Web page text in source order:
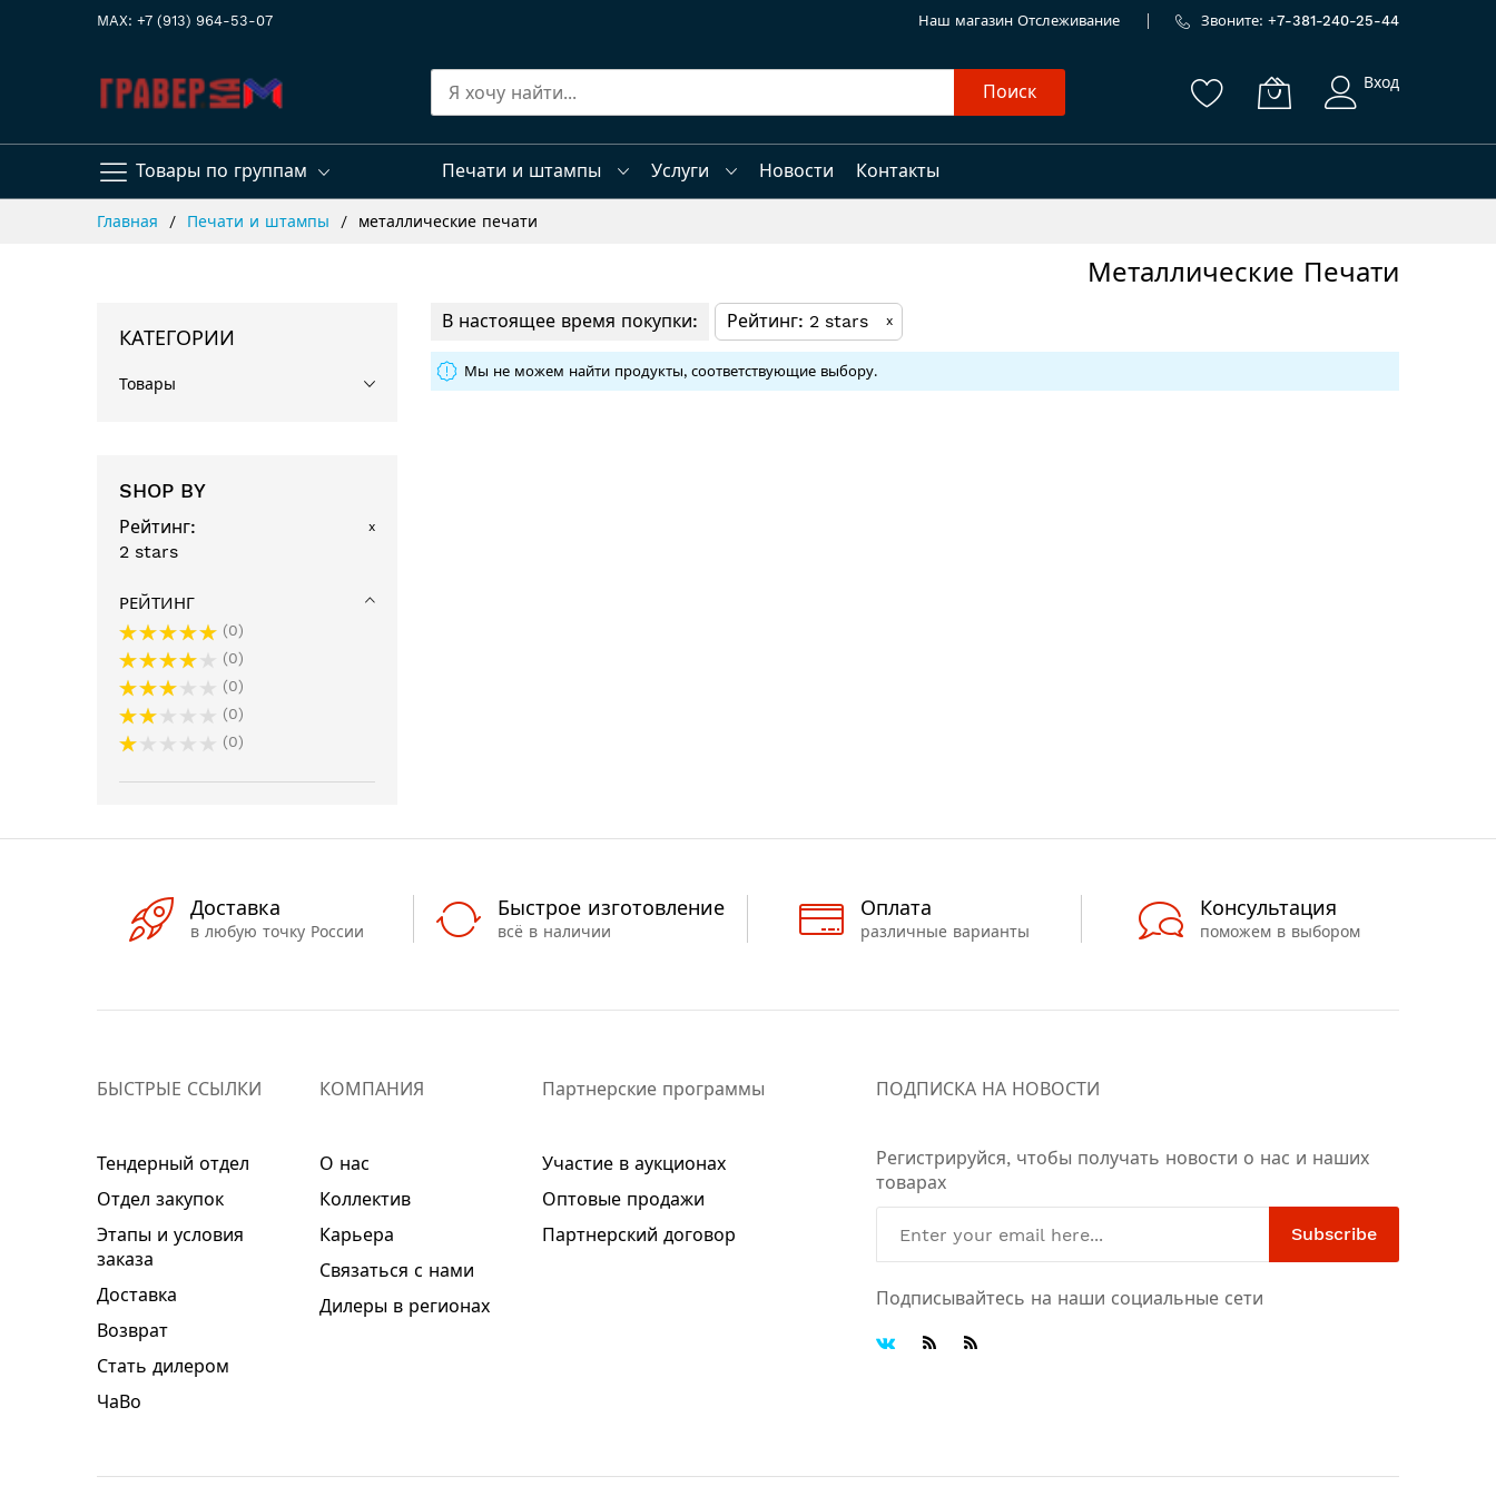
MAX: +7 (913) 964-53-07 Наш магазин Отслеживание Звоните: +7-381-240-25-44
Товары по группам
Поиск Вход
Печати и штампы Услуги Новости
Контакты
Главная Печати и штампы металлические печати
Металлические Печати
В настоящее время покупки: Рейтинг 2 stars x
Мы не можем найти продукты, соответствующие выбору.
КАТЕГОРИИ
Товары
SHOP BY
Рейтинг
2 stars
x
РЕЙТИНГ
0
0
0
0
0
Доставка
в любую точку России
Быстрое изготовление
всё в наличии
Оплата
различные варианты
Консультация
поможем в выбором
БЫСТРЫЕ ССЫЛКИ
Тендерный отдел
Отдел закупок
Этапы и условия
заказа
Доставка
Возврат
Стать дилером
ЧаВо
КОМПАНИЯ
О нас
Коллектив
Карьера
Связаться с нами
Дилеры в регионах
Партнерские программы
Участие в аукционах
Оптовые продажи
Партнерский договор
ПОДПИСКА НА НОВОСТИ
Регистрируйся, чтобы получать новости о нас и наших
товарах
Subscribe
Подписывайтесь на наши социальные сети